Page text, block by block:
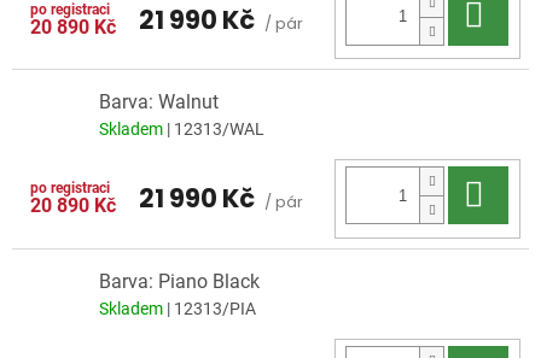
20 890 Kč 21 990 Kč / pár
Barva: Walnut
Skladem | 12313/WAL
20 890 Kč 21 990 Kč / pár
Barva: Piano Black
Skladem | 12313/PIA